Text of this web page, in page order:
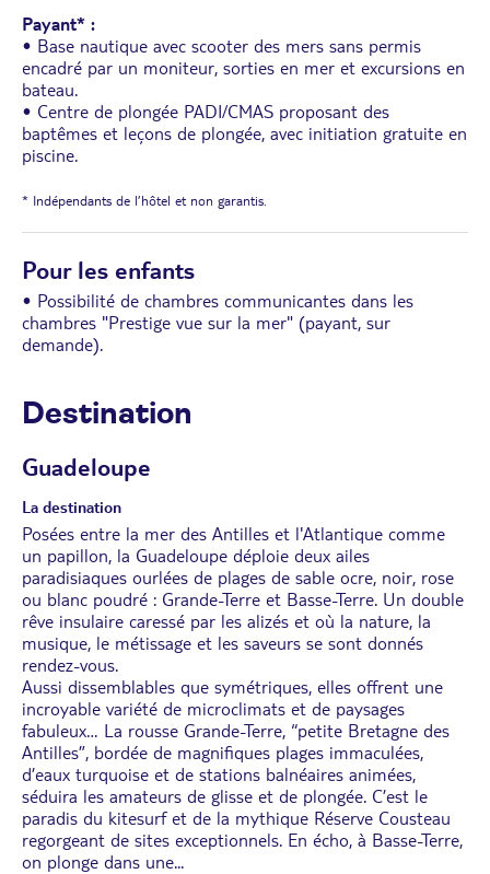
Payant* :
• Base nautique avec scooter des mers sans permis
encadré par un moniteur, sorties en mer et excursions en
bateau.
• Centre de plongée PADI/CMAS proposant des
baptêmes et leçons de plongée, avec initiation gratuite en
piscine.
* Indépendants de l’hôtel et non garantis.
Pour les enfants
• Possibilité de chambres communicantes dans les
chambres "Prestige vue sur la mer" (payant, sur
demande).
Destination
Guadeloupe
La destination
Posées entre la mer des Antilles et l'Atlantique comme
un papillon, la Guadeloupe déploie deux ailes
paradisiaques ourlées de plages de sable ocre, noir, rose
ou blanc poudré : Grande-Terre et Basse-Terre. Un double
rêve insulaire caressé par les alizés et où la nature, la
musique, le métissage et les saveurs se sont donnés
rendez-vous.
Aussi dissemblables que symétriques, elles offrent une
incroyable variété de microclimats et de paysages
fabuleux… La rousse Grande-Terre, “petite Bretagne des
Antilles”, bordée de magnifiques plages immaculées,
d’eaux turquoise et de stations balnéaires animées,
séduira les amateurs de glisse et de plongée. C’est le
paradis du kitesurf et de la mythique Réserve Cousteau
regorgeant de sites exceptionnels. En écho, à Basse-Terre,
on plonge dans une...